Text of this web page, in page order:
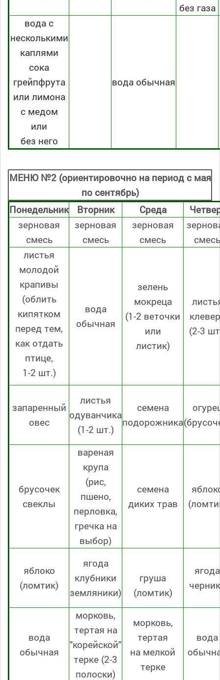
без газа
вода с
несколькими
каплями
сока
грейпфрута
или лимона
с медом
или
без него
вода обычная
МЕНЮ №2 (ориентировочно на период с мая
по сентябрь)
Понедельник
Вторник Среда
зерновая
смесь
зерновая
смесь
зерновая
смесь
смесь
листья
молодой
крапивы
(облить
кипятком
перед тем,
как отдать
птице,
1-2 шт.)
вода
обычная
зелень
мокреца
(1-2 веточки
или
листик)
листь
(2-3
запаренный
овес
листья
одуванчика
(1-2 шт.)
семена
подорожника
брусочек
свеклы
вареная
крупа
(рис,
пшено,
перловка,
гречка на
выбор)
семена
диких трав
яблоко
(ломтик)
ягода
клубники
земляники)
груша
(ломтик)
ягода
вода
обычная
морковь,
тертая на
"корейской"
терке (2-3
полоски)
морковь,
тертая
на мелкой
терке
вода